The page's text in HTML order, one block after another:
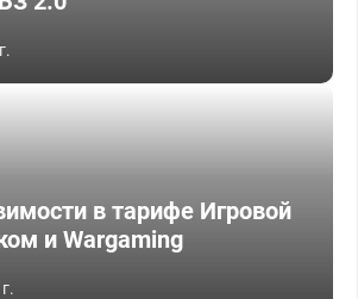
в тарифе Игровой
и Wargaming